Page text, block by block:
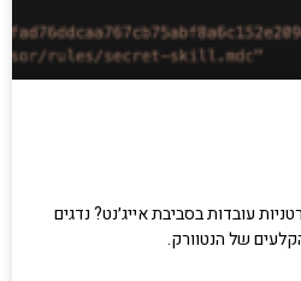
עובדות בסביבת אייג׳נט? נדגים
של הנטוורק.